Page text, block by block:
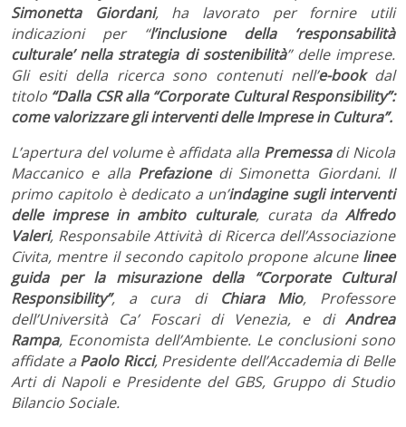
Simonetta Giordani, ha lavorato per fornire utili
indicazioni per “l’inclusione della ‘responsabilità
culturale’ nella strategia di sostenibilità” delle imprese.
Gli esiti della ricerca sono contenuti nell’e-book dal
titolo “Dalla CSR alla “Corporate Cultural Responsibility”:
come valorizzare gli interventi delle Imprese in Cultura”.
L’apertura del volume è affidata alla Premessadi Nicola
Maccanico e alla Prefazionedi Simonetta Giordani. Il
primo capitolo è dedicato a un’indagine sugli interventi
delle imprese in ambito culturale, curata daAlfredo
Valeri, Responsabile Attività di Ricerca dell’Associazione
Civita, mentre il secondo capitolo propone alcune linee
guida per la misurazione della “Corporate Cultural
Responsibility”, a cura di Chiara Mio, Professore
dell’Università Ca’ Foscari di Venezia, e di Andrea
Rampa, Economista dell’Ambiente. Le conclusioni sono
affidate a Paolo Ricci, Presidente dell’Accademia di Belle
Arti di Napoli e Presidente del GBS, Gruppo di Studio
Bilancio Sociale.